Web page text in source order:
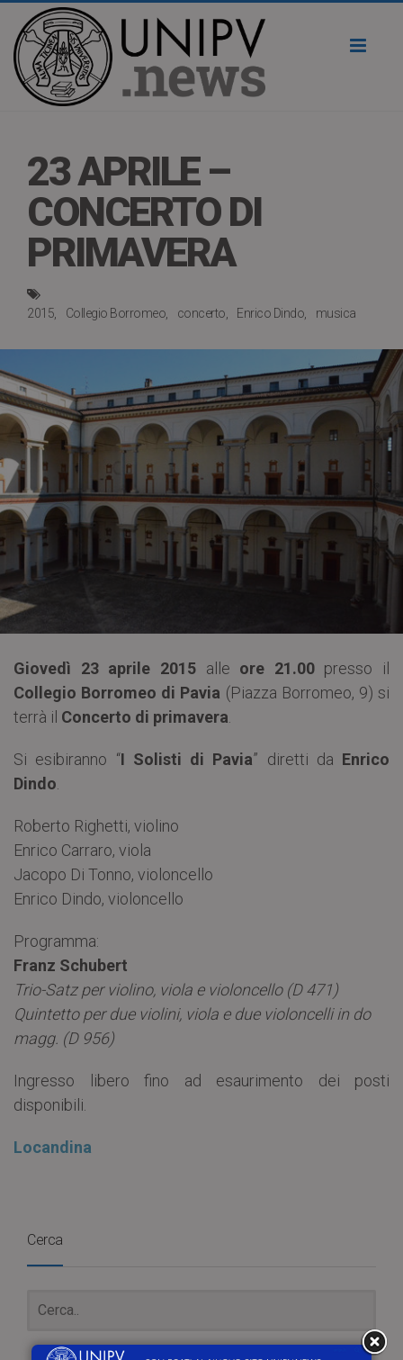
23 APRILE –
CONCERTO DI
PRIMAVERA
2015 Collegio Borromeo concerto Enrico Dindo musica
Giovedì 23 aprile 2015alle ore 21.00presso il
Collegio Borromeo di Pavia (Piazza Borromeo, 9) si
terrà il Concerto di primavera.
Si esibiranno “I Solisti di Pavia” diretti da Enrico
Dindo.
Roberto Righetti, violino
Enrico Carraro, viola
Jacopo Di Tonno, violoncello
Enrico Dindo, violoncello
Programma:
Franz Schubert
Trio-Satz per violino, viola e violoncello (D 471)
Quintetto per due violini, viola e due violoncelli in do
magg. (D 956)
Ingresso libero fino ad esaurimento dei posti
disponibili.
Locandina
Cerca